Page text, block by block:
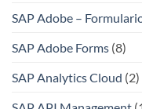
SAP Adobe –
SAP Adobe Forms (8)
SAP Analytics Cloud (2)